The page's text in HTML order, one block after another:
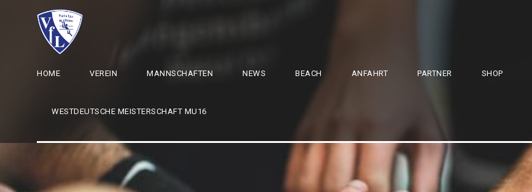
HOME VEREIN MANNSCHAFTEN NEWS BEACH ANFAHRT PARTNER SHOP
WESTDEUTSCHE MEISTERSCHAFT MU16